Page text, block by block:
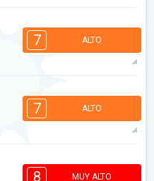
7 ALTO
14:00
4
08:35 p.m. 94°máx.
7 ALTO
4 3
8 MUY ALTO